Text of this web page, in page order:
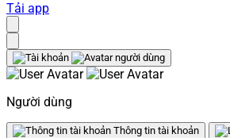
Tải app
Người dùng
Thông tin tài khoản